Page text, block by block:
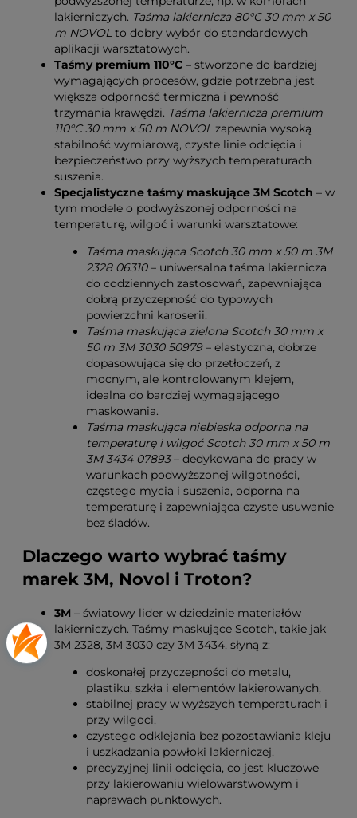
lakierniczych. Taśma lakiernicza 80°C 30 mm x 50
m NOVOLto dobry wybór do standardowych
aplikacji warsztatowych.
Taśmy premium 110°C – stworzone do bardziej
wymagających procesów, gdzie potrzebna jest
większa odporność termiczna i pewność
trzymania krawędzi. Taśma lakiernicza premium
110°C 30 mm x 50 m NOVOLzapewnia wysoką
stabilność wymiarową, czyste linie odcięcia i
bezpieczeństwo przy wyższych temperaturach
suszenia.
Specjalistyczne taśmy maskujące 3M Scotch – w
tym modele o podwyższonej odporności na
temperaturę, wilgoć i warunki warsztatowe:
Taśma maskująca Scotch 30 mm x 50 m 3M
2328 06310– uniwersalna taśma lakiernicza
do codziennych zastosowań, zapewniająca
dobrą przyczepność do typowych
powierzchni karoserii.
Taśma maskująca zielona Scotch 30 mm x
50 m 3M 3030 50979– elastyczna, dobrze
dopasowująca się do przetłoczeń, z
mocnym, ale kontrolowanym klejem,
idealna do bardziej wymagającego
maskowania.
Taśma maskująca niebieska odporna na
temperaturę i wilgoć Scotch 30 mm x 50 m
3M 3434 07893– dedykowana do pracy w
warunkach podwyższonej wilgotności,
częstego mycia i suszenia, odporna na
temperaturę i zapewniająca czyste usuwanie
bez śladów.
Dlaczego warto wybrać taśmy
marek 3M, Novol i Troton?
3M – światowy lider w dziedzinie materiałów
lakierniczych. Taśmy maskujące Scotch, takie jak
3M 2328, 3M 3030 czy 3M 3434, słyną z:
doskonałej przyczepności do metalu,
plastiku, szkła i elementów lakierowanych,
stabilnej pracy w wyższych temperaturach i
przy wilgoci,
czystego odklejania bez pozostawiania kleju
i uszkadzania powłoki lakierniczej,
precyzyjnej linii odcięcia, co jest kluczowe
przy lakierowaniu wielowarstwowym i
naprawach punktowych.